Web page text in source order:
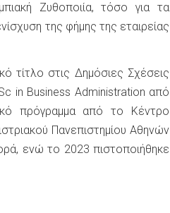
Ζυθοποιία, τόσο για τα
της φήμης της εταιρείας
τίτλο στις Δημόσιες Σχέσεις
in Business Administration από
πρόγραμμα από το Κέντρο
Πανεπιστημίου Αθηνών
ενώ το 2023 πιστοποιήθηκε